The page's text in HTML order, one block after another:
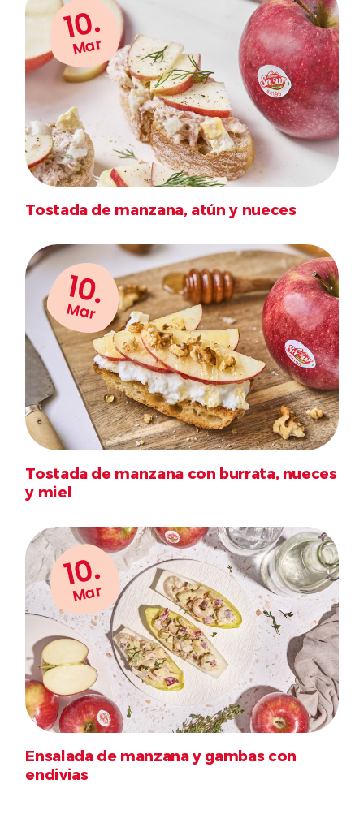
10.
Mar
Tostada de manzana, atún y nueces
10.
Mar
Tostada de manzana con burrata, nueces
y miel
10.
Mar
Ensalada de manzana y gambas con
endivias